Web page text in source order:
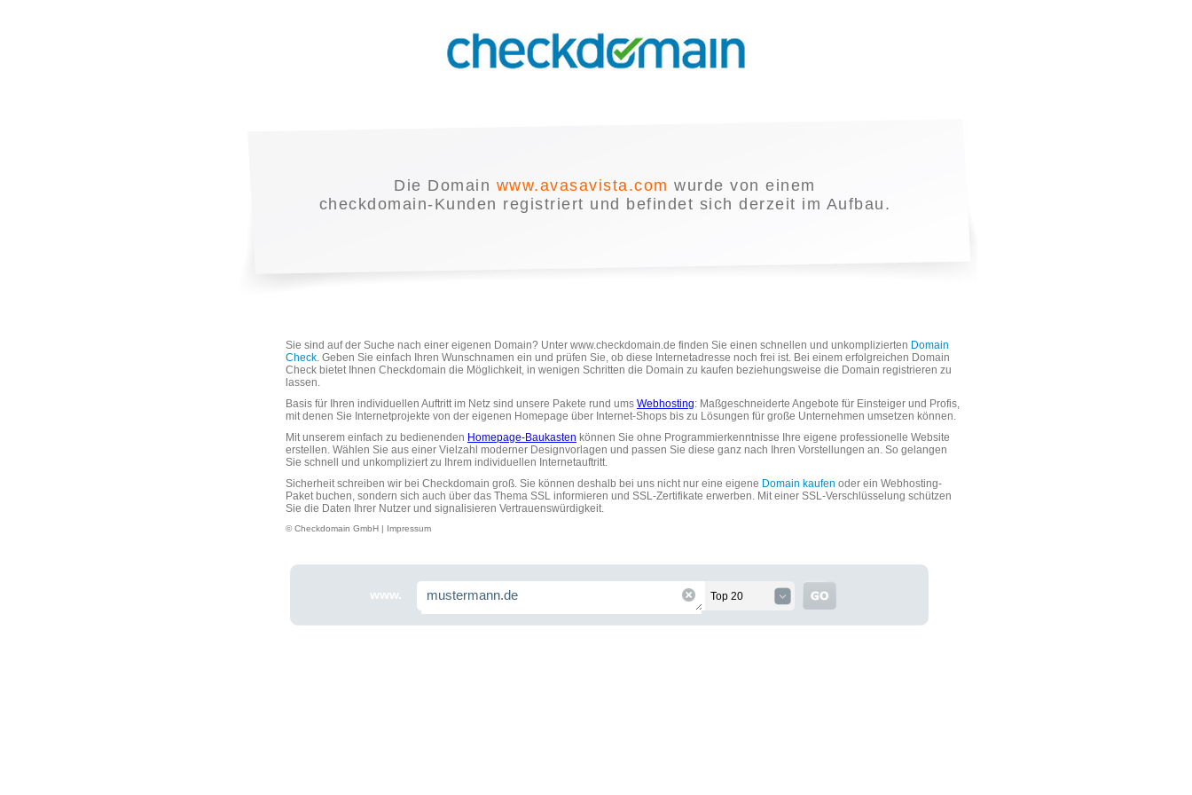
Die Domain www.avasavista.com wurde von einem
checkdomain-Kunden registriert und befindet sich derzeit im Aufbau.
Sie sind auf der Suche nach einer eigenen Domain? Unter www.checkdomain.de finden Sie einen schnellen und unkomplizierten Domain
Check. Geben Sie einfach Ihren Wunschnamen ein und prüfen Sie, ob diese Internetadresse noch frei ist. Bei einem erfolgreichen Domain
Check bietet Ihnen Checkdomain die Möglichkeit, in wenigen Schritten die Domain zu kaufen beziehungsweise die Domain registrieren zu
lassen.
Basis für Ihren individuellen Auftritt im Netz sind unsere Pakete rund ums Webhosting: Maßgeschneiderte Angebote für Einsteiger und Profis,
mit denen Sie Internetprojekte von der eigenen Homepage über Internet-Shops bis zu Lösungen für große Unternehmen umsetzen können.
Mit unserem einfach zu bedienenden Homepage-Baukasten können Sie ohne Programmierkenntnisse Ihre eigene professionelle Website
erstellen. Wählen Sie aus einer Vielzahl moderner Designvorlagen und passen Sie diese ganz nach Ihren Vorstellungen an. So gelangen
Sie schnell und unkompliziert zu Ihrem individuellen Internetauftritt.
Sicherheit schreiben wir bei Checkdomain groß. Sie können deshalb bei uns nicht nur eine eigene Domain kaufen oder ein Webhosting-
Paket buchen, sondern sich auch über das Thema SSL informieren und SSL-Zertifikate erwerben. Mit einer SSL-Verschlüsselung schützen
Sie die Daten Ihrer Nutzer und signalisieren Vertrauenswürdigkeit.
© Checkdomain GmbH | Impressum
www. Top 20